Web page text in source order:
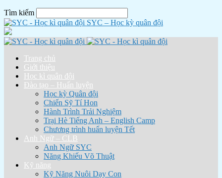
Tìm kiếm
SYC – Học kỳ quân đội
Trang chủ
Giới thiệu
Học kì quân đội
Đào tạo – Huấn luyện
Học kỳ Quân đội
Chiến Sỹ Tí Hon
Hành Trình Trải Nghiệm
Trại Hè Tiếng Anh – English Camp
Chương trình huấn luyện Tết
Anh Ngữ – CLB
Anh Ngữ SYC
Năng Khiếu Võ Thuật
Kỹ năng
Kỹ Năng Nuôi Dạy Con